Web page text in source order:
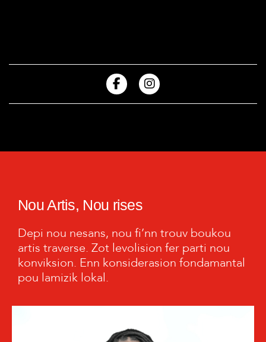
Nou Artis, Nou rises
Depi nou nesans, nou fi’nn trouv boukou
artis traverse. Zot levolision fer parti nou
konviksion. Enn konsiderasion fondamantal
pou lamizik lokal.